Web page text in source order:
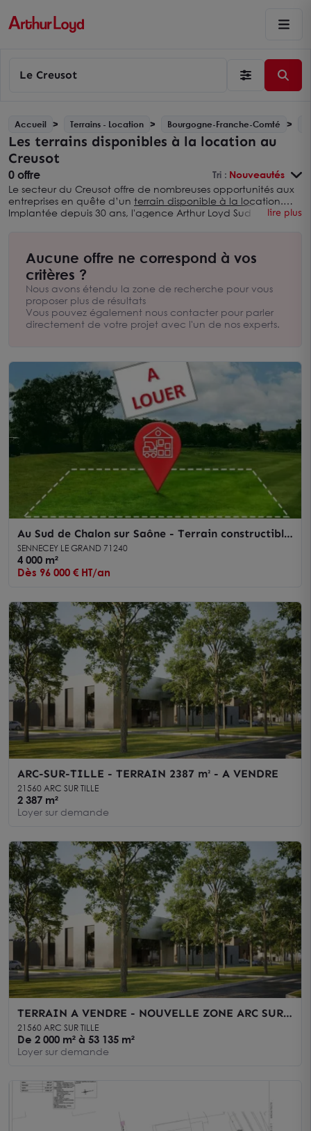
Le Creusot
Accueil Terrains - Location Bourgogne-Franche-Comté
Les terrains disponibles à la location au
Creusot
0 offre Tri : Nouveautés
Le secteur du Creusot offre de nombreuses opportunités aux
entreprises en quête d’un terrain disponible à la location.
Implantée depuis 30 ans, l'agence Arthur Loyd Sud
votre activité au sein du Creusot. Premier réseau national de
conseil en immobilier d’entreprise, Arthur Loyd favorise le
succès des entreprises de toutes tailles en les aidant à réaliser
leur projet de location, que ce soit dans le secteur du
Creusot ou sur l’ensemble de la Bourgogne du Sud.
lire plus
Aucune offre ne correspond à vos
critères ?
Nous avons étendu la zone de recherche pour vous
proposer plus de résultats
Vous pouvez également nous contacter pour parler
directement de votre projet avec l'un de nos experts.
Au Sud de Chalon sur Saône - Terrain constructible
de 4 000 m² dans zone d'activité
SENNECEY LE GRAND 71240
4 000 m²
Dès 96 000 € HT/an
ARC-SUR-TILLE - TERRAIN 2387 m² - A VENDRE
21560 ARC SUR TILLE
2 387 m²
Loyer sur demande
TERRAIN A VENDRE - NOUVELLE ZONE ARC SUR
TILLE
21560 ARC SUR TILLE
De 2 000 m² à 53 135 m²
Loyer sur demande